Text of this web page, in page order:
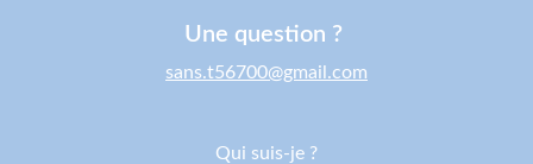
Une question ?
sans.t56700@gmail.com
Qui suis-je ?